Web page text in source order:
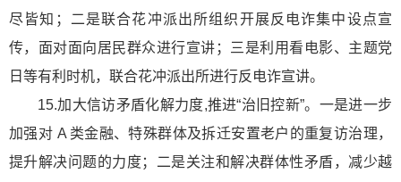
尽皆知；二是联合花冲派出所组织开展反电诈集中设点宣
传，面对面向居民群众进行宣讲；三是利用看电影、主题党
日等有利时机，联合花冲派出所进行反电诈宣讲。
15.加大信访矛盾化解力度,推进“治旧控新”。一是进一步
加强对 A 类金融、特殊群体及拆迁安置老户的重复访治理，
提升解决问题的力度；二是关注和解决群体性矛盾，减少越